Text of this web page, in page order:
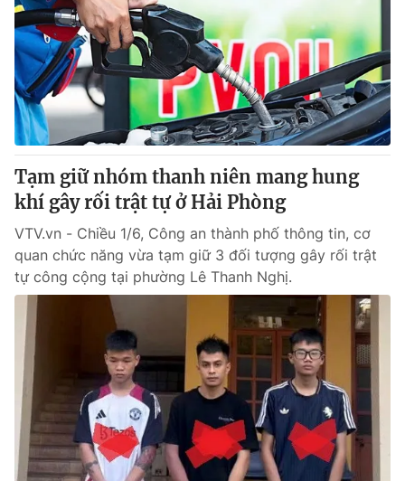
Tạm giữ nhóm thanh niên mang hung
khí gây rối trật tự ở Hải Phòng
VTV.vn - Chiều 1/6, Công an thành phố thông tin, cơ
quan chức năng vừa tạm giữ 3 đối tượng gây rối trật
tự công cộng tại phường Lê Thanh Nghị.